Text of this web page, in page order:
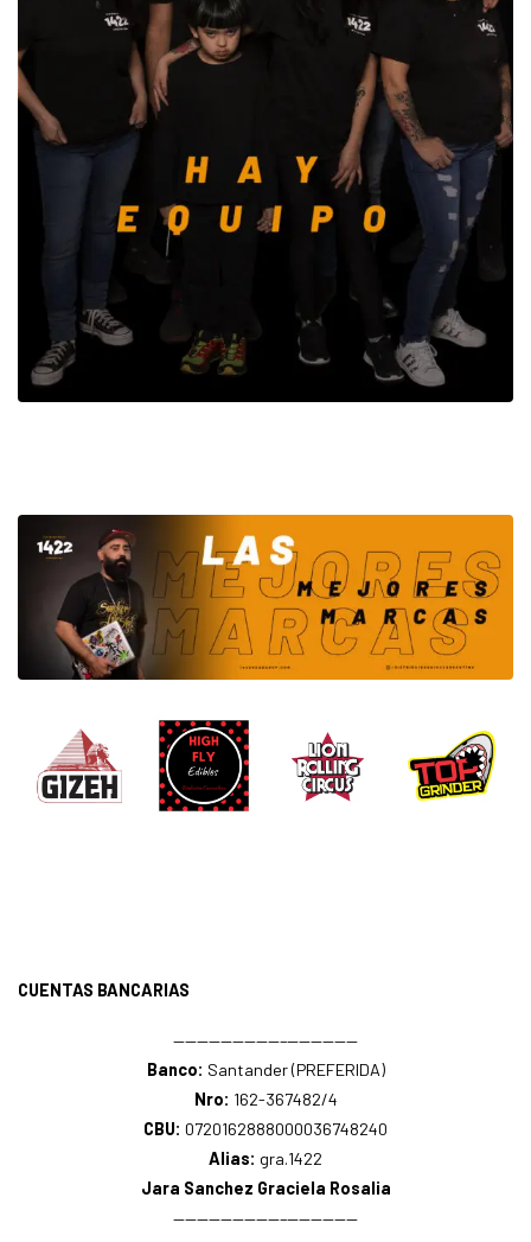
CUENTAS BANCARIAS
—————————–——————
Banco: Santander (PREFERIDA)
Nro: 162-367482/4
CBU: 0720162888000036748240
Alias: gra.1422
Jara Sanchez Graciela Rosalia
—————————–——————